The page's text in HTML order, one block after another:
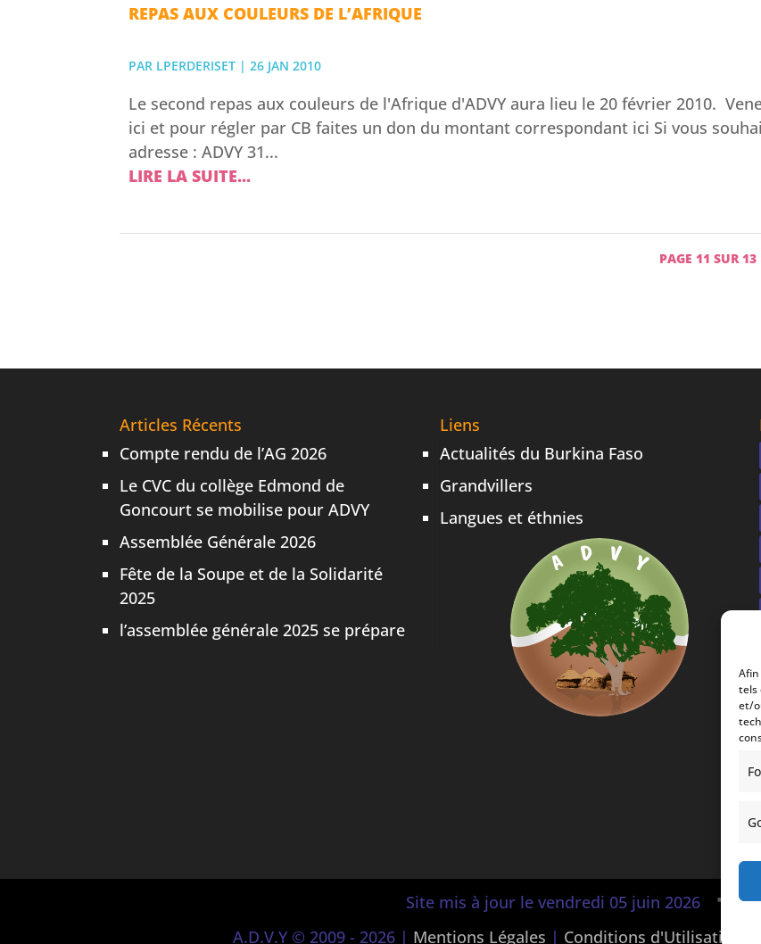
tels
et/
REPAS AUX COULEURS DE L’AFRIQUE
PAR LPERDERISET |26 JAN 2010
Le second repas aux couleurs de l'Afrique d'ADVY aura lieu le 20 février 2010.
ici et pour régler par CB faites un don du montant correspondant ici Si vous
adresse : ADVY 31...
LIRE LA SUITE...
PAGE 11 SUR 13
Articles Récents
Compte rendu de l’AG 2026
Le CVC du collège Edmond de
Goncourt se mobilise pour ADVY
Assemblée Générale 2026
Fête de la Soupe et de la Solidarité
2025
l’assemblée générale 2025 se prépare
Liens
Actualités du Burkina Faso
Grandvillers
Langues et éthnies
Site mis à jour le vendredi 05 juin 2026
A.D.V.Y © 2009 - 2026 | Mentions Légales | Conditions d'Utilisation